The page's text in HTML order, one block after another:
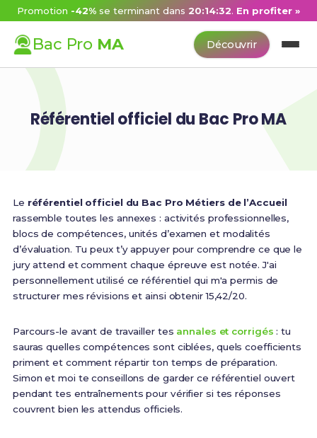
Promotion -42% se terminant dans 20:14:32. En profiter »
Bac Pro MA Découvrir
Référentiel officiel du Bac Pro MA
Le référentiel officiel du Bac Pro Métiers de l’Accueil
rassemble toutes les annexes : activités professionnelles,
blocs de compétences, unités d’examen et modalités
d’évaluation. Tu peux t’y appuyer pour comprendre ce que le
jury attend et comment chaque épreuve est notée. J'ai
personnellement utilisé ce référentiel qui m'a permis de
structurer mes révisions et ainsi obtenir 15,42/20.
Parcours-le avant de travailler tes annales et corrigés : tu
sauras quelles compétences sont ciblées, quels coefficients
priment et comment répartir ton temps de préparation.
Simon et moi te conseillons de garder ce référentiel ouvert
pendant tes entraînements pour vérifier si tes réponses
couvrent bien les attendus officiels.